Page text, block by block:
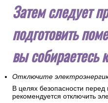
Затем следует
подготовить
вы собираетесь
Отключите
В целях безопасности перед
рекомендуется отключить